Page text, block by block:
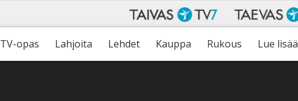
TV-opas Lahjoita Lehdet Kauppa Rukous Lue lisää